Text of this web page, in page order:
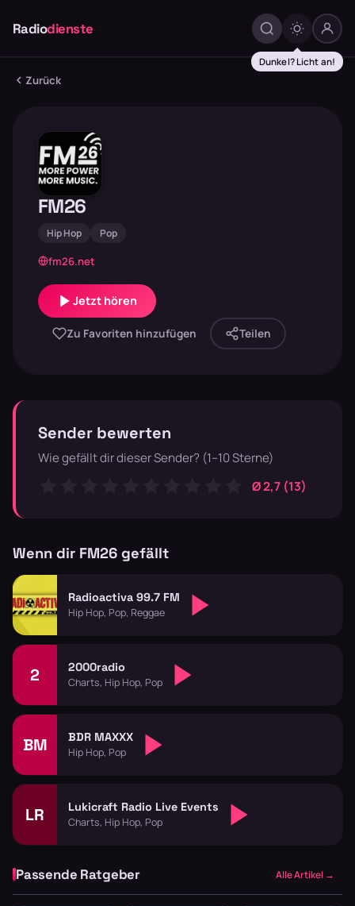
Radiodienste
Dunkel? Licht an!
Zurück
FM26
Hip Hop Pop
fm26.net
Jetzt hören
Zu Favoriten hinzufügen Teilen
Sender bewerten
Wie gefällt dir dieser Sender? (1–10 Sterne)
Ø 2,7 (13)
Wenn dir FM26 gefällt
Radioactiva 99.7 FM
Hip Hop, Pop, Reggae
2 2000radio
Charts, Hip Hop, Pop
BM BDR MAXXX
Hip Hop, Pop
LR Lukicraft Radio Live Events
Charts, Hip Hop, Pop
Passende Ratgeber Alle Artikel →